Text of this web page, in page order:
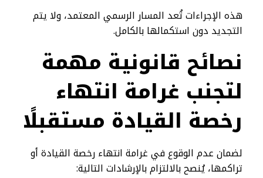
هذه الإجراءات تُعد المسار الرسمي المعتمد، ولا يتم
التجديد دون استكمالها بالكامل.
نصائح قانونية مهمة
لتجنب غرامة انتهاء
رخصة القيادة مستقبلًا
لضمان عدم الوقوع في غرامة انتهاء رخصة القيادة أو
تراكمها، يُنصح بالالتزام بالإرشادات التالية: